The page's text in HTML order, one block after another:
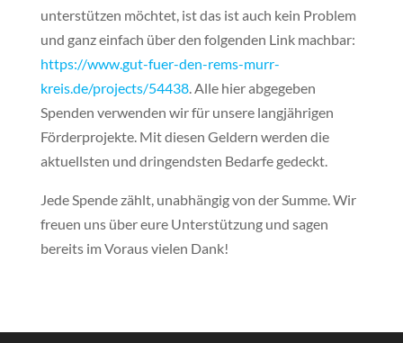
unterstützen möchtet, ist das ist auch kein Problem
und ganz einfach über den folgenden Link machbar:
https://www.gut-fuer-den-rems-murr-
kreis.de/projects/54438. Alle hier abgegeben
Spenden verwenden wir für unsere langjährigen
Förderprojekte. Mit diesen Geldern werden die
aktuellsten und dringendsten Bedarfe gedeckt.
Jede Spende zählt, unabhängig von der Summe. Wir
freuen uns über eure Unterstützung und sagen
bereits im Voraus vielen Dank!